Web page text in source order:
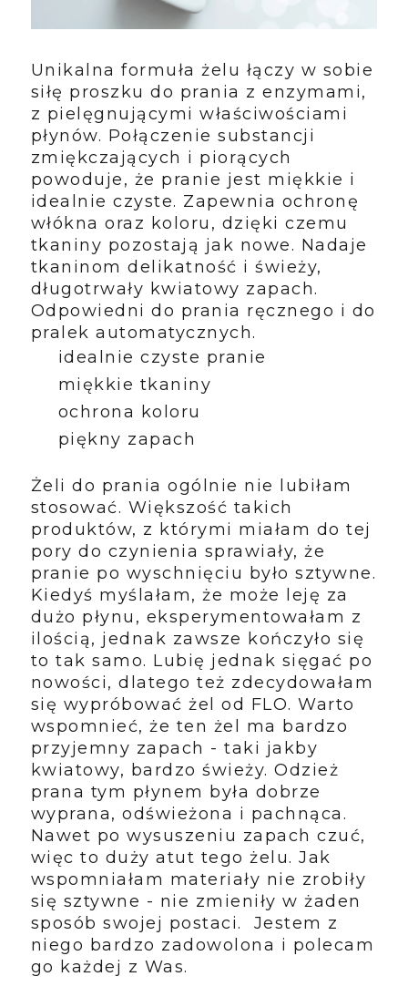
Unikalna formuła żelu łączy w sobie
siłę proszku do prania z enzymami,
z pielęgnującymi właściwościami
płynów. Połączenie substancji
zmiękczających i piorących
powoduje, że pranie jest miękkie i
idealnie czyste. Zapewnia ochronę
włókna oraz koloru, dzięki czemu
tkaniny pozostają jak nowe. Nadaje
tkaninom delikatność i świeży,
długotrwały kwiatowy zapach.
Odpowiedni do prania ręcznego i do
pralek automatycznych.
idealnie czyste pranie
miękkie tkaniny
ochrona koloru
piękny zapach
Żeli do prania ogólnie nie lubiłam
stosować. Większość takich
produktów, z którymi miałam do tej
pory do czynienia sprawiały, że
pranie po wyschnięciu było sztywne.
Kiedyś myślałam, że może leję za
dużo płynu, eksperymentowałam z
ilością, jednak zawsze kończyło się
to tak samo. Lubię jednak sięgać po
nowości, dlatego też zdecydowałam
się wypróbować żel od FLO. Warto
wspomnieć, że ten żel ma bardzo
przyjemny zapach - taki jakby
kwiatowy, bardzo świeży. Odzież
prana tym płynem była dobrze
wyprana, odświeżona i pachnąca.
Nawet po wysuszeniu zapach czuć,
więc to duży atut tego żelu. Jak
wspomniałam materiały nie zrobiły
się sztywne - nie zmieniły w żaden
sposób swojej postaci. Jestem z
niego bardzo zadowolona i polecam
go każdej z Was.